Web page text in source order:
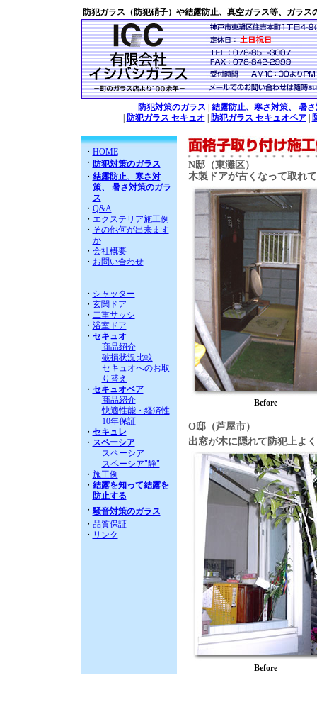
防犯ガラス（防犯硝子）や結露防止、真空ガラス等、ガラ
防犯対策のガラス
結露防止、寒さ対策、 暑
防犯ガラス セキュオ 防犯ガラス セキュオペア|
・ HOME
・ 防犯対策のガラス
・ 結露防止、寒さ対
策、 暑さ対策のガラ
ス
・ Q&A
・ エクステリア施工例
・ その他何が出来ます
か
・ 会社概要
・ お問い合わせ
・ シャッター
・ 玄関ドア
・ 二重サッシ
・ 浴室ドア
・ セキュオ
商品紹介
破損状況比較
セキュオへのお取
り替え
・ セキュオペア
商品紹介
快適性能・経済性
10年保証
・ セキュレ
・ スペーシア
スペーシア
スペーシア"静"
・ 施工例
・ 結露を知って結露を
防止する
・ 騒音対策のガラス
・ 品質保証
・ リンク
N邸（東灘区）
木製ドアが古くなって取れ
Before
O邸（芦屋市）
出窓が木に隠れて防犯上よ
Before